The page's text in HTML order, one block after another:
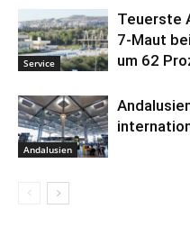
Service
Teuerste
7-Maut
um 62
Andalusien